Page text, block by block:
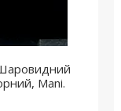
Mani.